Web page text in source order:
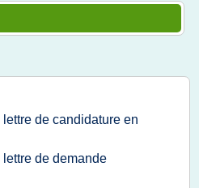
de candidature en
de demande